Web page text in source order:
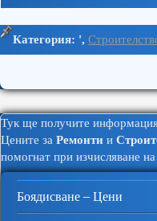
Категория: ',
Тук ще получите
Цените за Ремонти и
помогнат при изчисляване
Боядисване – Цени